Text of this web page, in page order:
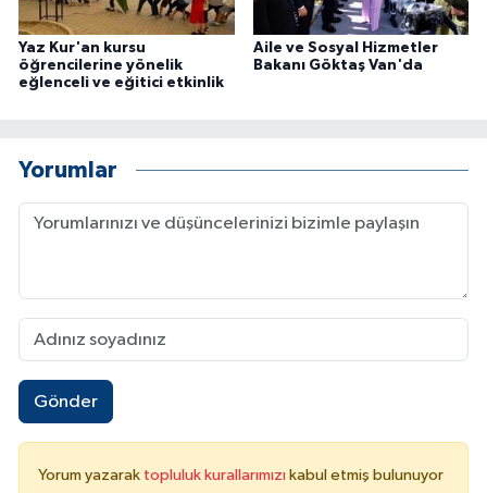
Yaz Kur'an kursu
öğrencilerine yönelik
eğlenceli ve eğitici etkinlik
Aile ve Sosyal Hizmetler
Bakanı Göktaş Van'da
Yorumlar
Gönder
Yorum yazarak topluluk kurallarımızı kabul etmiş bulunuyor